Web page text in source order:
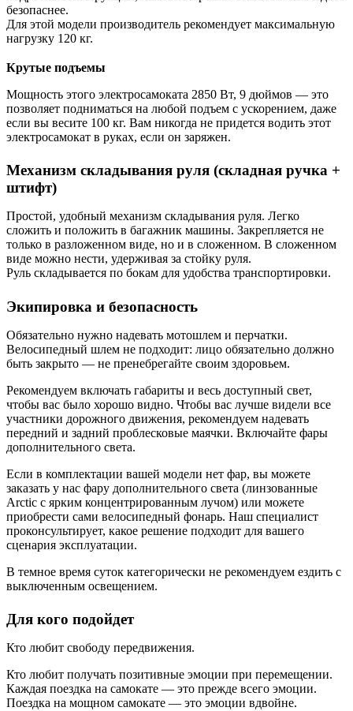
безопаснее.
Для этой модели производитель рекомендует максимальную
нагрузку 120 кг.
Крутые подъемы
Мощность этого электросамоката 2850 Вт, 9 дюймов — это
позволяет подниматься на любой подъем с ускорением, даже
если вы весите 100 кг. Вам никогда не придется водить этот
электросамокат в руках, если он заряжен.
Механизм складывания руля (складная ручка +
штифт)
Простой, удобный механизм складывания руля. Легко
сложить и положить в багажник машины. Закрепляется не
только в разложенном виде, но и в сложенном. В сложенном
виде можно нести, удерживая за стойку руля.
Руль складывается по бокам для удобства транспортировки.
Экипировка и безопасность
Обязательно нужно надевать мотошлем и перчатки.
Велосипедный шлем не подходит: лицо обязательно должно
быть закрыто — не пренебрегайте своим здоровьем.
Рекомендуем включать габариты и весь доступный свет,
чтобы вас было хорошо видно. Чтобы вас лучше видели все
участники дорожного движения, рекомендуем надевать
передний и задний проблесковые маячки. Включайте фары
дополнительного света.
Если в комплектации вашей модели нет фар, вы можете
заказать у нас фару дополнительного света (линзованные
Arctic с ярким концентрированным лучом) или можете
приобрести сами велосипедный фонарь. Наш специалист
проконсультирует, какое решение подходит для вашего
сценария эксплуатации.
В темное время суток категорически не рекомендуем ездить с
выключенным освещением.
Для кого подойдет
Кто любит свободу передвижения.
Кто любит получать позитивные эмоции при перемещении.
Каждая поездка на самокате — это прежде всего эмоции.
Поездка на мощном самокате — это эмоции вдвойне.